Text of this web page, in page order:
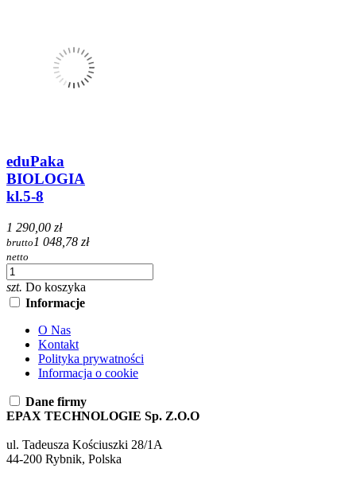
eduPaka
BIOLOGIA
kl.5-8
1 290,00 zł
brutto 1 048,78 zł
netto
szt. Do koszyka
Informacje
O Nas
Kontakt
Polityka prywatności
Informacja o cookie
Dane firmy
EPAX TECHNOLOGIE Sp. Z.O.O
ul. Tadeusza Kościuszki 28/1A
44-200 Rybnik, Polska